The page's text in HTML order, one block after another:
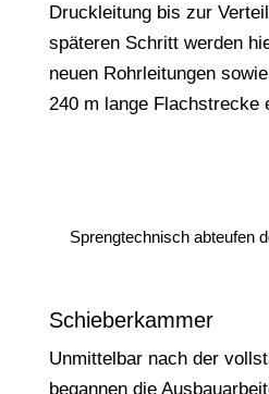
Druckleitung bis zur
späteren Schritt werden
neuen Rohrleitungen
240 m lange Flachstrecke
Sprengtechnisch abteufen
Schieberkammer
Unmittelbar nach der
begannen die